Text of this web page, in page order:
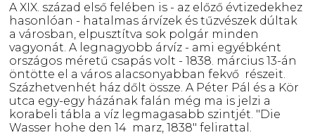
A XIX. század első felében is - az előző évtizedekhez
hasonlóan - hatalmas árvízek és tűzvészek dúltak
a városban, elpusztítva sok polgár minden
vagyonát. A legnagyobb árvíz - ami egyébként
országos méretű csapás volt - 1838. március 13-án
öntötte el a város alacsonyabban fekvő részeit.
Százhetvenhét ház dőlt össze. A Péter Pál és a Kör
utca egy-egy házának falán még ma is jelzi a
korabeli tábla a víz legmagasabb szintjét. "Die
Wasser hohe den 14 marz, 1838" felirattal.